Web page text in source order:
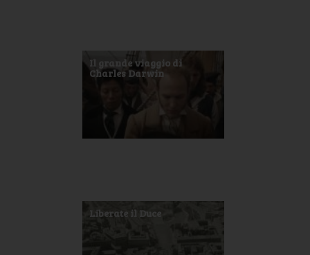
Il grande viaggio di
Charles Darwin
Liberate il Duce